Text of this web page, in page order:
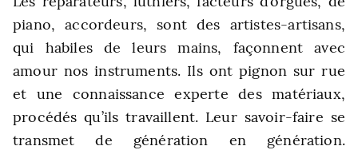
piano, accordeurs, sont des artistes-artisans,
qui habiles de leurs mains, façonnent avec
amour nos instruments. Ils ont pignon sur rue
et une connaissance experte des matériaux,
procédés qu’ils travaillent. Leur savoir-faire se
transmet de génération en génération.